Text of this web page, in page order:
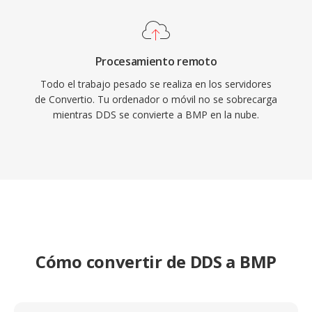
Procesamiento remoto
Todo el trabajo pesado se realiza en los servidores
de Convertio. Tu ordenador o móvil no se sobrecarga
mientras DDS se convierte a BMP en la nube.
Cómo convertir de DDS a BMP